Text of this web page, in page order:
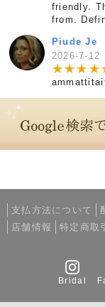
friendly.
from.
Piude Je
2026-7-12
★★★ ★
支払方法について
店舗情報
特定商取
Bridal